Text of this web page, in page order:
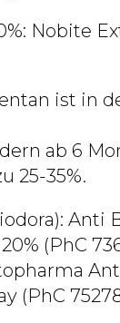
Nobite
ist in
ab 6
25-35%.
Anti
(PhC
(PhC